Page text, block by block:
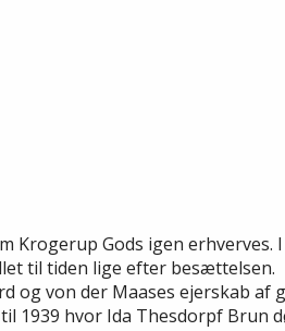
Krogerup Gods igen erhverves.
til tiden lige efter besættelsen.
og von der Maases ejerskab af
1939 hvor Ida Thesdorpf Brun